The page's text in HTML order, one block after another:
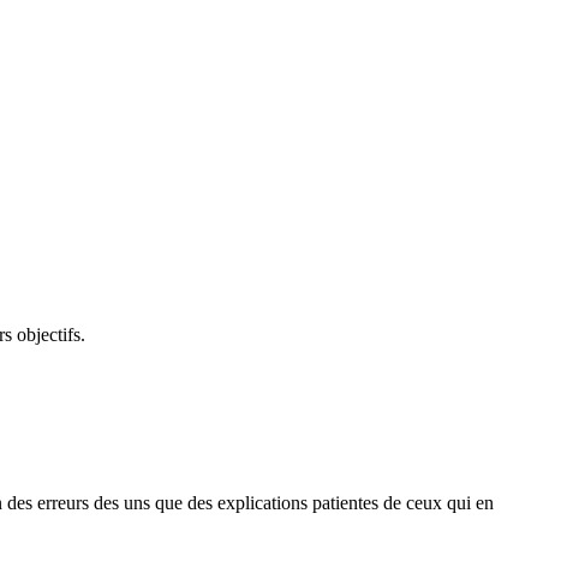
objectifs.
erreurs des uns que des explications patientes de ceux qui en